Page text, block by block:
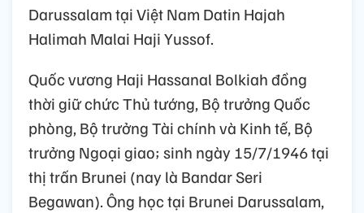
Darussalam tại Việt Nam Datin Hajah
Halimah Malai Haji Yussof.
Quốc vương Haji Hassanal Bolkiah đồng
thời giữ chức Thủ tướng, Bộ trưởng Quốc
phòng, Bộ trưởng Tài chính và Kinh tế, Bộ
trưởng Ngoại giao; sinh ngày 15/7/1946 tại
thị trấn Brunei (nay là Bandar Seri
Begawan). Ông học tại Brunei Darussalam,